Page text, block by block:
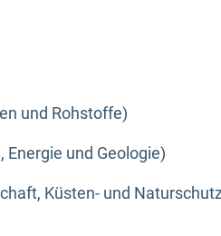
und Rohstoffe)
und Geologie)
Küsten- und